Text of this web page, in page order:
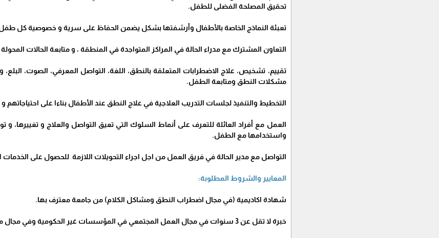
تحقيق المصلحة الفضلى للطفل.
تعبئة النماذج الخاصة بالأطفال وأرشفتها بشكل يضمن الحفاظ على سرية و خصوصية كل
التعاون المشترك مع مدراء الحالة في المراكز المتواجدة في المنطقة ، و متابعة الحالات المحولة
تقييم، تشخيص، علاج الاضطرابات المتعلقة بالنطق، اللغة، التواصل المعرفي، الصوت،
مشكلات النطق ومتابعة الطفل.
التخطيط والتنفيذ لجلسات التدريب العلاجية في علاج النطق عند الأطفال بناءا على احتياجاتهم
العمل مع أفراد العائلة للتعرف على أنماط السلوك التي تعيق التواصل والعلاج و تغييرها، و
واستخدامها مع الطفل.
التواصل مع مدير الحالة في فريق العمل من اجل اجراء التحويلات اللازمة للحصول على
المعايير والشروط المطلوبة:
شهادة اكاديمية (في مجال اضطراب النطق ومشاكل الكلام) من جامعة معترف بها.
خبرة لا تقل عن 3 سنوات في مجال العمل المجتمعي في المؤسسات غير الحكومية وفي مجال مشاكل الكلام واضرابات النطق والعمل مع الأطفال.